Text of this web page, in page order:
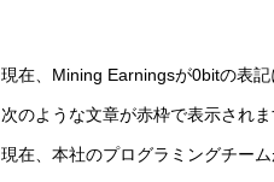
現在、Mining Earningsが0bitの表
次のような文章が赤枠で表示されま
現在、本社のプログラミングチー